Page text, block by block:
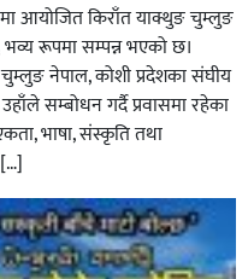
आयोजित किराँत याक्थुङ चुम्लुङ
रूपमा सम्पन्न भएको छ।
नेपाल, कोशी प्रदेशका संघीय
सम्बोधन गर्दै प्रवासमा रहेका
भाषा, संस्कृति तथा